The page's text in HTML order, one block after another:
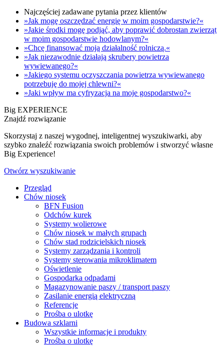
Najczęściej zadawane pytania przez klientów
»Jak mogę oszczędzać energię w moim gospodarstwie?«
»Jakie środki mogę podjąć, aby poprawić dobrostan zwierząt
w moim gospodarstwie hodowlanym?«
»Chcę finansować moją działalność rolniczą.«
»Jak niezawodnie działają skrubery powietrza
wywiewanego?«
»Jakiego systemu oczyszczania powietrza wywiewanego
potrzebuję do mojej chlewni?«
»Jaki wpływ ma cyfryzacja na moje gospodarstwo?«
Big EXPERIENCE
Znajdź rozwiązanie
Skorzystaj z naszej wygodnej, inteligentnej wyszukiwarki, aby
szybko znaleźć rozwiązania swoich problemów i stworzyć własne
Big Experience!
Otwórz wyszukiwanie
Przegląd
Chów niosek
BFN Fusion
Odchów kurek
Systemy wolierowe
Chów niosek w małych grupach
Chów stad rodzicielskich niosek
Systemy zarządzania i kontroli
Systemy sterowania mikroklimatem
Oświetlenie
Gospodarka odpadami
Magazynowanie paszy / transport paszy
Zasilanie energią elektryczną
Referencje
Prośba o ulotkę
Budowa szklarni
Wszystkie informacje i produkty
Prośba o ulotkę